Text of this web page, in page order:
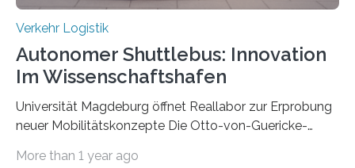
Verkehr Logistik
Autonomer Shuttlebus: Innovation
Im Wissenschaftshafen
Universität Magdeburg öffnet Reallabor zur Erprobung
neuer Mobilitätskonzepte Die Otto-von-Guericke-
Erforschung neuer Mobilitätskonzepte für Sachsen-
More than 1 year ago